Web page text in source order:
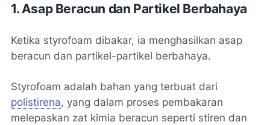
1. Asap Beracun dan Partikel Berbahaya
Ketika styrofoam dibakar, ia menghasilkan asap
beracun dan partikel-partikel berbahaya.
Styrofoam adalah bahan yang terbuat dari
polistirena, yang dalam proses pembakaran
melepaskan zat kimia beracun seperti stiren dan